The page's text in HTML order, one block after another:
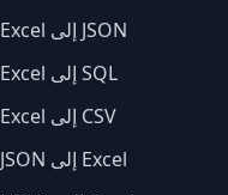
Excel إلى JSON
Excel إلى SQL
Excel إلى CSV
JSON إلى Excel